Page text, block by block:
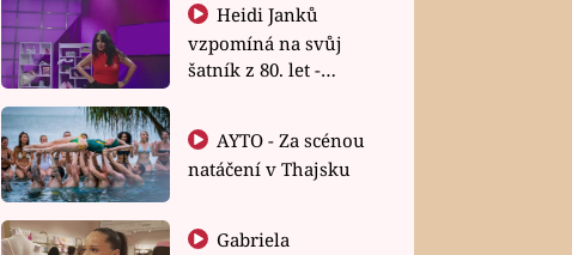
Heidi Janků
vzpomíná na svůj
šatník z 80. let -
natáčení v Thajsku
Gabriela